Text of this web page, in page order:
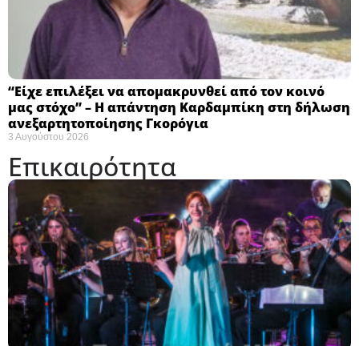
“Είχε επιλέξει να απομακρυνθεί από τον κοινό
μας στόχο” – Η απάντηση Καρδαμπίκη στη δήλωση
ανεξαρτητοποίησης Γκορόγια
3 Αυγούστου 2026
Επικαιρότητα